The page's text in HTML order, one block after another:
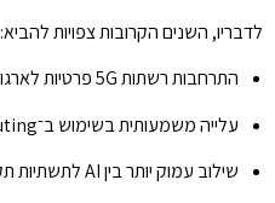
לדבריו, השנים הקרובות צפויות להביא:
התרחבות רשתות 5G פרטיות לארגונים
עלייה משמעותית בשימוש ב־Edge Computing
שילוב עמוק יותר בין AI לתשתיות תקשורת